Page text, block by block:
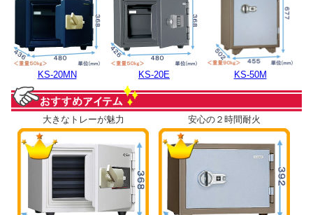
KS-20MN KS-20E KS-50M
大きなトレーが魅力 安心の２時間耐火